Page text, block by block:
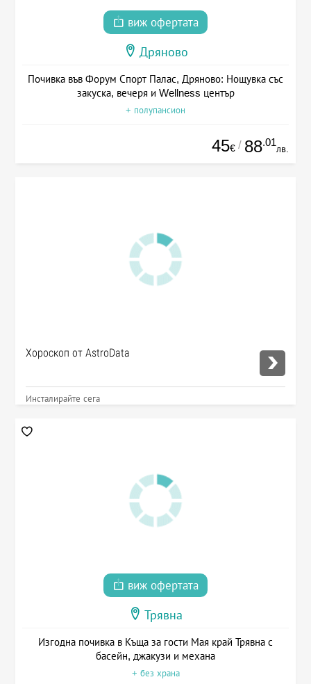
виж офертата
Дряново
Почивка във Форум Спорт Палас, Дряново: Нощувка със
закуска, вечеря и Wellness център
+ полупансион
45€ / 88.01
лв.
Хороскоп от AstroData
Инсталирайте сега
виж офертата
Трявна
Изгодна почивка в Къща за гости Мая край Трявна с
басейн, джакузи и механа
+ без храна